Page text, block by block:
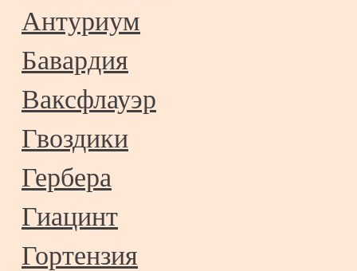
Антуриум
Бавардия
Ваксфлауэр
Гвоздики
Гербера
Гиацинт
Гортензия